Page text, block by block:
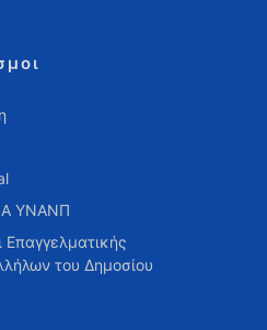
ΥΝΑΝΠ
Επαγγελματικής
του Δημοσίου